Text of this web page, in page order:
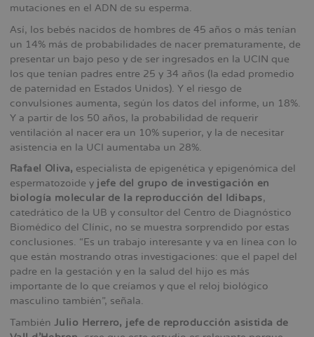
mutaciones en el ADN de su esperma.
Así, los bebés nacidos de hombres de 45 años o más tenían
un 14% más de probabilidades de nacer prematuramente, de
presentar un bajo peso y de ser ingresados en la UCIN que
los que tenían padres entre 25 y 34 años (la edad promedio
de paternidad en Estados Unidos). Y el riesgo de
convulsiones aumenta, según los datos del informe, un 18%.
Y a partir de los 50 años, la probabilidad de requerir
ventilación al nacer era un 10% superior, y la de necesitar
asistencia en la UCI aumentaba un 28%.
Rafael Oliva, especialista de epigenética y epigenómica del
espermatozoide y jefe del grupo de investigación en
biología molecular de la reproducción del Idibaps,
catedrático de la UB y consultor del Centro de Diagnóstico
Biomédico del Clínic, no se muestra sorprendido por estas
conclusiones. “Es un trabajo interesante y va en línea con lo
que están mostrando otras investigaciones: que el papel del
padre en la gestación y en la salud del hijo es más
importante de lo que creíamos y que el reloj biológico
masculino también”, señala.
También Julio Herrero, jefe de reproducción asistida de